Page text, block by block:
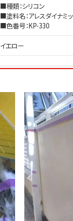
■種類：シリコン
■塗料名：アレスダイナミ
■色番号：KP-330
イエロー